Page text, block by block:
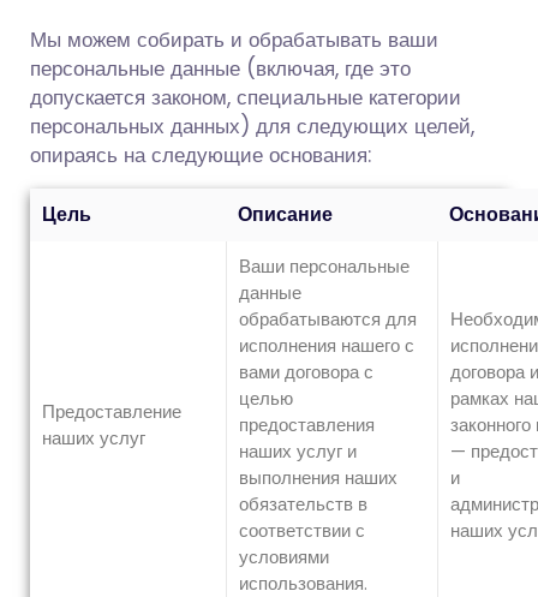
Мы можем собирать и обрабатывать ваши
персональные данные (включая, где это
допускается законом, специальные категории
персональных данных) для следующих целей,
опираясь на следующие основания:
Цель Описание
Предоставление
наших услуг
Ваши персональные
данные
обрабатываются для
исполнения нашего с
вами договора с
целью
предоставления
наших услуг и
выполнения наших
обязательств в
соответствии с
условиями
использования.
договора
рамках
—
и
наших